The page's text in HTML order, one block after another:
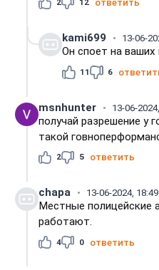
2 12 ответить
kami699 13-06-
Он споет на ваших
11 6
msnhunter 13-06-
получай разрешение у
такой
2 5 ответить
chapa 13-06-2024, 18:49
Местные полицейские
работают.
4 0 ответить